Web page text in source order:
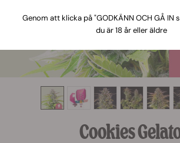
Cookies
Genom att klicka på "GODKÄNN OCH GÅ IN
du är 18 år eller äldre